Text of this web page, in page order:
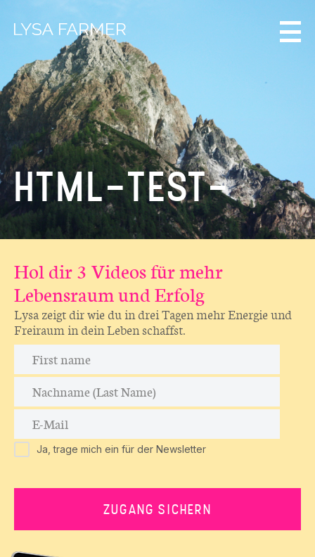
HTML-TEST-
Hol dir 3 Videos für mehr
Lebensraum und Erfolg
Lysa zeigt dir wie du in drei Tagen mehr Energie und
Freiraum in dein Leben schaffst.
Ja, trage mich ein für der Newsletter
ZUGANG SICHERN